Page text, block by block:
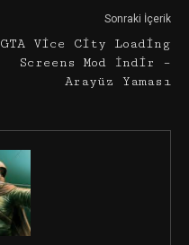
Sonraki İçerik
GTA Vice City Loading
Screens Mod İndir –
Arayüz Yaması